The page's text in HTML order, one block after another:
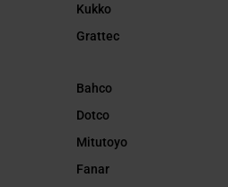
Kukko
Grattec
Bahco
Dotco
Mitutoyo
Fanar